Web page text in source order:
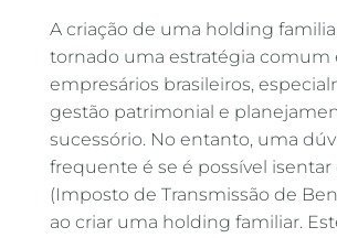
A criação de uma holding
tornado uma estratégia comum
empresários brasileiros,
gestão patrimonial e
sucessório. No entanto, uma
frequente é se é possível isentar
(Imposto de Transmissão de
ao criar uma holding familiar.